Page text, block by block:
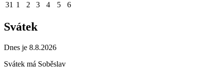
31 1 2 3 4 5 6
Svátek
Dnes je 8.8.2026
Svátek má Soběslav